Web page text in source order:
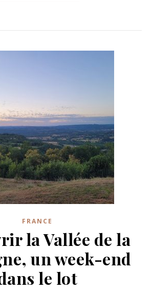
FRANCE
la Vallée de la
un week-end
le lot